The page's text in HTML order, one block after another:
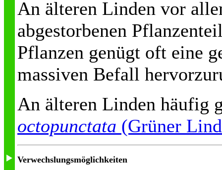
An älteren Linden vor
abgestorbenen
Pflanzen genügt oft eine
massiven Befall
An älteren Linden häufig
octopunctata (Grüner
Verwechslungsmöglichkeiten